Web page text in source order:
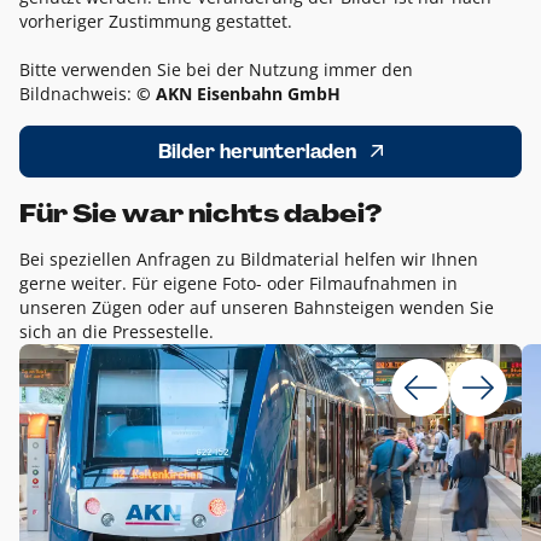
vorheriger Zustimmung gestattet.
Bitte verwenden Sie bei der Nutzung immer den
Bildnachweis: © AKN Eisenbahn GmbH
Bilder herunterladen
Für Sie war nichts dabei?
Bei speziellen Anfragen zu Bildmaterial helfen wir Ihnen
gerne weiter. Für eigene Foto- oder Filmaufnahmen in
unseren Zügen oder auf unseren Bahnsteigen wenden Sie
sich an die Pressestelle.